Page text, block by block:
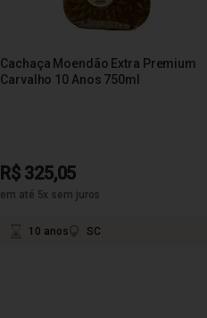
Cachaça Moendão Extra Premium
Carvalho 10 Anos 750ml
R$ 325,05
em até 5x sem juros
10 anos SC